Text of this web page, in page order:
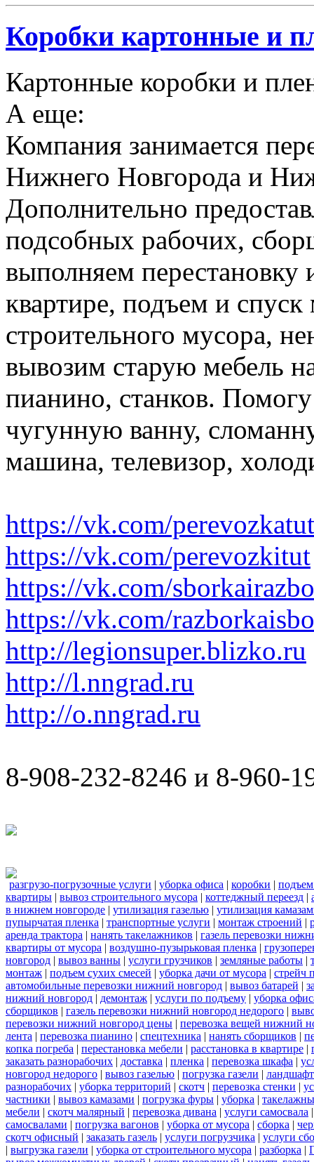
Коробки картонные и
Картонные коробки и
А еще:
Компания занимается
Нижнего Новгорода и
Дополнительно
подсобных рабочих,
выполняем перестановку
квартире, подъем и спуск
строительного мусора,
вывозим старую мебель
пианино, станков.
чугунную ванну,
машина, телевизор,
https://vk.com/perevozkatut
https://vk.com/perevozkitut
https://vk.com/
https://vk.com/
http://legionsuper.blizko.ru
http://l.nngrad.ru
http://o.nngrad.ru
8-908-232-8246 и 8-960-
разгрузо-погрузочные услуги | уборка офиса | коробки |
квартиры | вывоз строительного мусора | коттеджный переезд |
в нижнем новгороде | утилизация газелью | утилизация
пупырчатая пленка | транспортные услуги | монтаж строений |
аренда трактора | нанять такелажников | газель перевозки
квартиры от мусора | воздушно-пузырьковая пленка |
новгород | вывоз ванны | услуги грузчиков | земляные работы |
монтаж | подъем сухих смесей | уборка дачи от мусора | стрейч
автомобильные перевозки нижний новгород | вывоз батарей |
нижний новгород | демонтаж | услуги по подъему | уборка
сборщиков | газель перевозки нижний новгород недорого |
перевозки нижний новгород цены | перевозка вещей нижний
лента | перевозка пианино | спецтехника | нанять сборщиков |
копка погреба | перестановка мебели | расстановка в квартире |
заказать разнорабочих | доставка | пленка | перевозка шкафа |
новгород недорого | вывоз газелью | погрузка газели |
разнорабочих | уборка территорий | скотч | перевозка стенки |
частники | вывоз камазами | погрузка фуры | уборка |
мебели | скотч малярный | перевозка дивана | услуги самосвала
самосвалами | погрузка вагонов | уборка от мусора | сборка |
скотч офисный | заказать газель | услуги погрузчика | услуги
| выгрузка газели | уборка от строительного мусора | разборка |